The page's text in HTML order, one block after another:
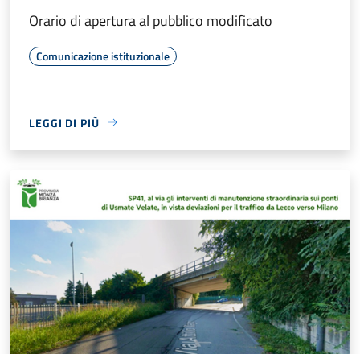
Orario di apertura al pubblico modificato
Comunicazione istituzionale
LEGGI DI PIÙ